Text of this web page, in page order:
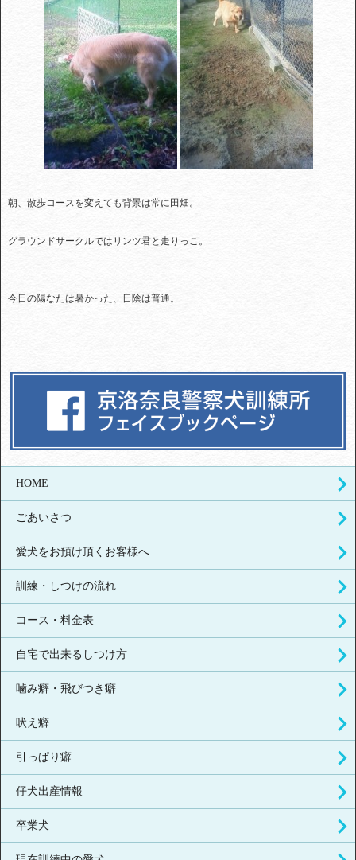
朝、散歩コースを変えても背景は常に田畑。
グラウンドサークルではリンツ君と走りっこ。
今日の陽なたは暑かった、日陰は普通。
HOME
ごあいさつ
愛犬をお預け頂くお客様へ
訓練・しつけの流れ
コース・料金表
自宅で出来るしつけ方
噛み癖・飛びつき癖
吠え癖
引っぱり癖
仔犬出産情報
卒業犬